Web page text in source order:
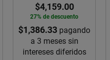
$4,159.00
27% de descuento
$1,386.33 pagando
a 3 meses sin
intereses diferidos